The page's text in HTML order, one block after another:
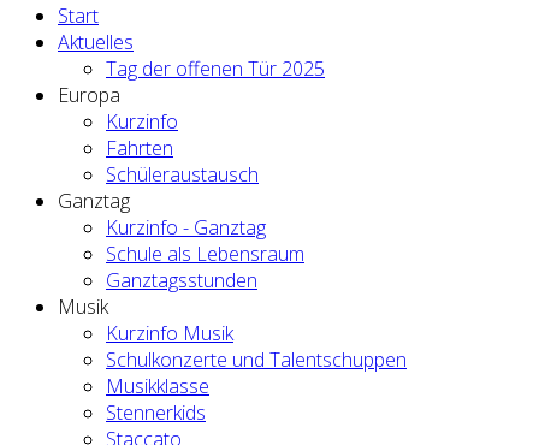
Start
Aktuelles
Tag der offenen Tür 2025
Europa
Kurzinfo
Fahrten
Schüleraustausch
Ganztag
Kurzinfo - Ganztag
Schule als Lebensraum
Ganztagsstunden
Musik
Kurzinfo Musik
Schulkonzerte und Talentschuppen
Musikklasse
Stennerkids
Staccato